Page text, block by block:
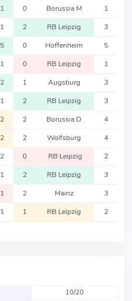
1 0 Borussia M 1
1 2 RB Leipzig 3
5 0 Hoffenheim 5
1 0 RB Leipzig 1
2 1 Augsburg 3
1 2 RB Leipzig 3
2 2 Borussia D 4
2 2 Wolfsburg 4
2 0 RB Leipzig 2
1 2 RB Leipzig 3
1 2 Mainz 3
1 1 RB Leipzig 2
10/20